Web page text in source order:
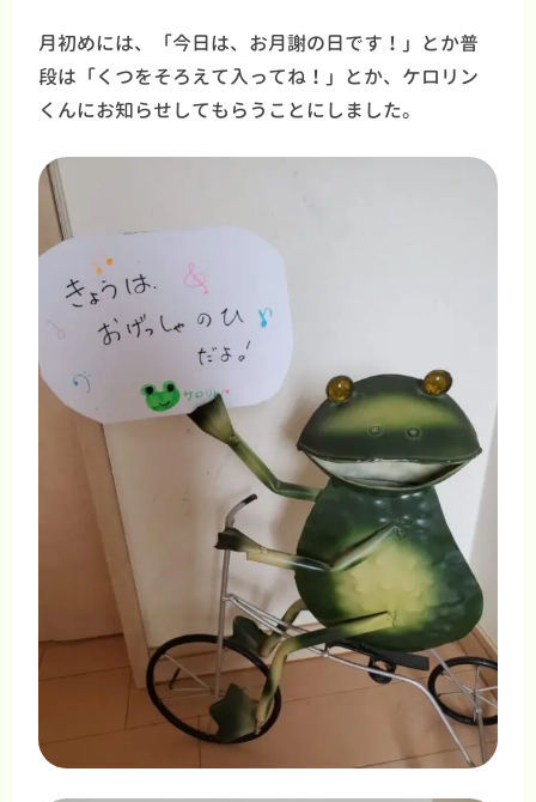
月初めには、「今日は、お月謝の日です！」とか普
段は「くつをそろえて入ってね！」とか、ケロリン
くんにお知らせしてもらうことにしました。